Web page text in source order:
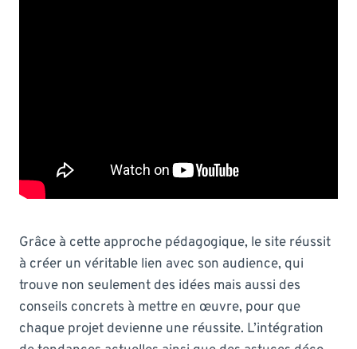
Grâce à cette approche pédagogique, le site réussit
à créer un véritable lien avec son audience, qui
trouve non seulement des idées mais aussi des
conseils concrets à mettre en œuvre, pour que
chaque projet devienne une réussite. L’intégration